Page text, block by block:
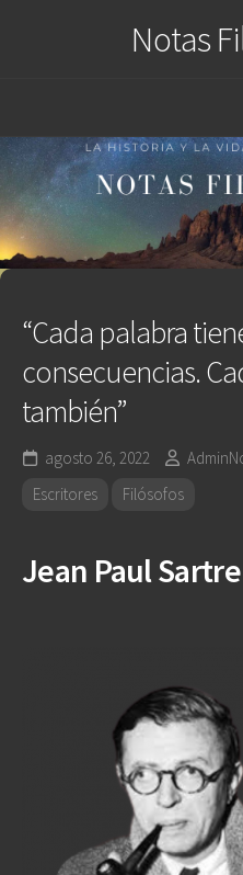
Notas
“Cada palabra
consecuencias.
también”
agosto 26, 2022
Escritores
Filósofos
Jean Paul Sartre